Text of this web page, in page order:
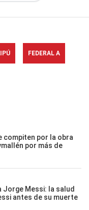
FEDERAL A
compiten por la obra
por más de
Jorge Messi: la salud
antes de su muerte